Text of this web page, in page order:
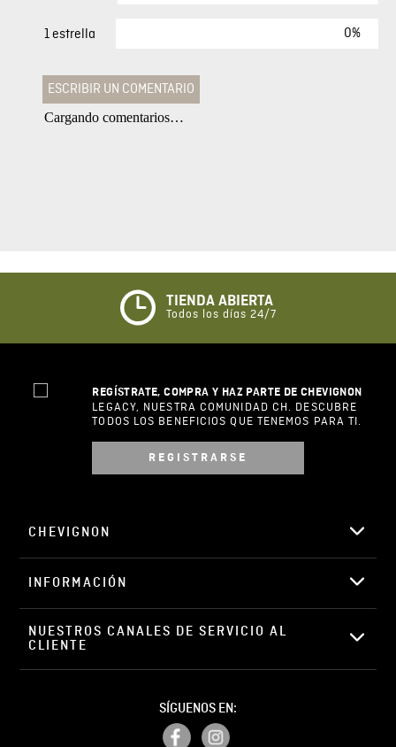
1 estrella 0%
ESCRIBIR UN COMENTARIO
Califique el producto de 1 a 5 estrellas
★☆ ☆
Su nombre
Correo electrónico
ENVIAR COMENTARIO
Cargando comentarios…
TIENDA ABIERTA
Todos los días 24/7
REGÍSTRATE, COMPRA Y HAZ PARTE DE CHEVIGNON
LEGACY, NUESTRA COMUNIDAD CH. DESCUBRE
TODOS LOS BENEFICIOS QUE TENEMOS PARA TI.
REGISTRARSE
CHEVIGNON
INFORMACIÓN
NUESTROS CANALES DE SERVICIO AL
CLIENTE
SÍGUENOS EN: